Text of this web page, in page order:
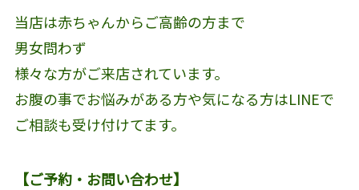
当店は赤ちゃんからご高齢の方まで
男女問わず
様々な方がご来店されています。
お腹の事でお悩みがある方や気になる方はLINEで
ご相談も受け付けてます。
【ご予約・お問い合わせ】